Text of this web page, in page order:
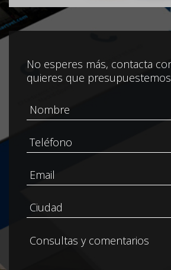
No esperes más, contacta
quieres que